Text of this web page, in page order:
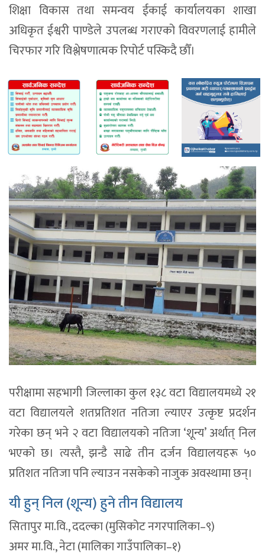
शिक्षा विकास तथा समन्वय ईकाई कार्यालयका शाखा
अधिकृत ईश्वरी पाण्डेले उपलब्ध गराएको विवरणलाई हामीले
चिरफार गरि विश्लेषणात्मक रिपोर्ट पस्किदै छौँ।
परीक्षामा सहभागी जिल्लाका कुल १३८ वटा विद्यालयमध्ये २१
वटा विद्यालयले शतप्रतिशत नतिजा ल्याएर उत्कृष्ट प्रदर्शन
गरेका छन् भने २ वटा विद्यालयको नतिजा ‘शून्य’ अर्थात् निल
भएको छ। त्यस्तै, झन्डै साढे तीन दर्जन विद्यालयहरू ५०
प्रतिशत नतिजा पनि ल्याउन नसकेको नाजुक अवस्थामा छन्।
यी हुन् निल (शून्य) हुने तीन विद्यालय
सितापुर मा.वि., ददल्का (मुसिकोट नगरपालिका–९)
अमर मा.वि., नेटा (मालिका गाउँपालिका–१)